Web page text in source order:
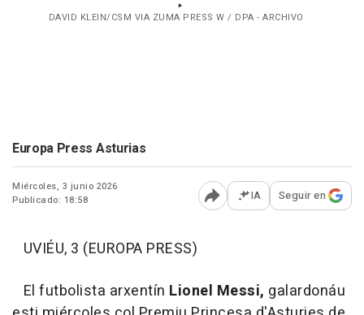
DAVID KLEIN/CSM VIA ZUMA PRESS W / DPA - ARCHIVO
Europa Press Asturias
Miércoles, 3 junio 2026
Publicado: 18:58
Abrir opciones para
IA Seguir en
UVIÉU, 3 (EUROPA PRESS)
El futbolista arxentín Lionel Messi, galardonáu